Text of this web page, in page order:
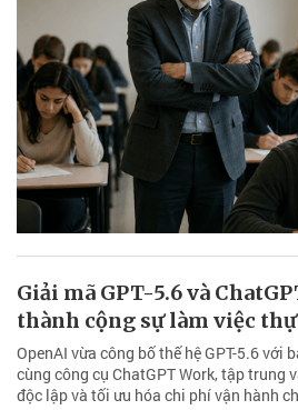
Giải mã GPT-5.6 và
thành cộng sự làm việc
OpenAI vừa công bố thế hệ GPT-5.6 với
cùng công cụ ChatGPT Work, tập trung
độc lập và tối ưu hóa chi phí vận hành